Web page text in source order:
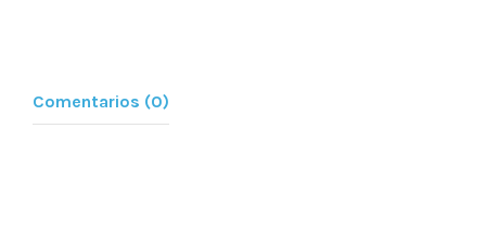
Comentarios (0)